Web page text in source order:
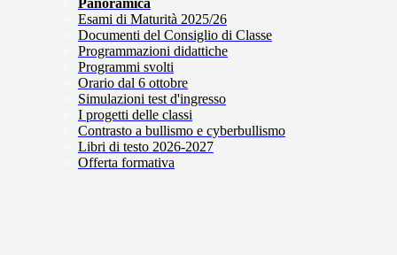
Panoramica
Esami di Maturità 2025/26
Documenti del Consiglio di Classe
Programmazioni didattiche
Programmi svolti
Orario dal 6 ottobre
Simulazioni test d'ingresso
I progetti delle classi
Contrasto a bullismo e cyberbullismo
Libri di testo 2026-2027
Offerta formativa